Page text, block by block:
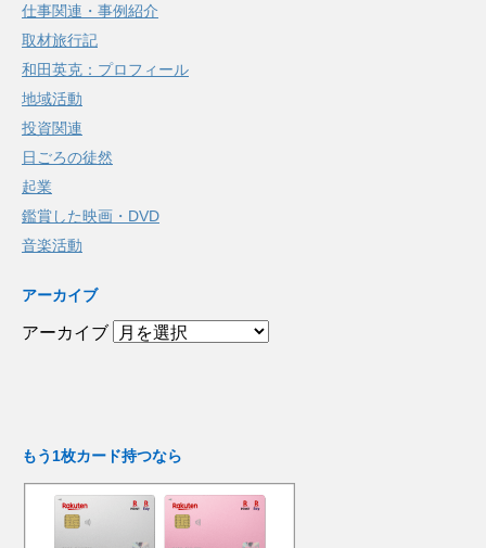
仕事関連・事例紹介
取材旅行記
和田英克：プロフィール
地域活動
投資関連
日ごろの徒然
起業
鑑賞した映画・DVD
音楽活動
アーカイブ
アーカイブ
もう1枚カード持つなら